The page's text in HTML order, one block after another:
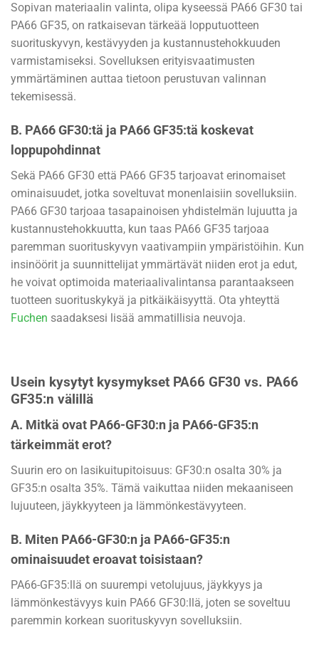
Sopivan materiaalin valinta, olipa kyseessä PA66 GF30 tai
PA66 GF35, on ratkaisevan tärkeää lopputuotteen
suorituskyvyn, kestävyyden ja kustannustehokkuuden
varmistamiseksi. Sovelluksen erityisvaatimusten
ymmärtäminen auttaa tietoon perustuvan valinnan
tekemisessä.
B. PA66 GF30:tä ja PA66 GF35:tä koskevat
loppupohdinnat
Sekä PA66 GF30 että PA66 GF35 tarjoavat erinomaiset
ominaisuudet, jotka soveltuvat monenlaisiin sovelluksiin.
PA66 GF30 tarjoaa tasapainoisen yhdistelmän lujuutta ja
kustannustehokkuutta, kun taas PA66 GF35 tarjoaa
paremman suorituskyvyn vaativampiin ympäristöihin. Kun
insinöörit ja suunnittelijat ymmärtävät niiden erot ja edut,
he voivat optimoida materiaalivalintansa parantaakseen
tuotteen suorituskykyä ja pitkäikäisyyttä. Ota yhteyttä
Fuchen saadaksesi lisää ammatillisia neuvoja.
Usein kysytyt kysymykset PA66 GF30 vs. PA66
GF35:n välillä
A. Mitkä ovat PA66-GF30:n ja PA66-GF35:n
tärkeimmät erot?
Suurin ero on lasikuitupitoisuus: GF30:n osalta 30% ja
GF35:n osalta 35%. Tämä vaikuttaa niiden mekaaniseen
lujuuteen, jäykkyyteen ja lämmönkestävyyteen.
B. Miten PA66-GF30:n ja PA66-GF35:n
ominaisuudet eroavat toisistaan?
PA66-GF35:llä on suurempi vetolujuus, jäykkyys ja
lämmönkestävyys kuin PA66 GF30:llä, joten se soveltuu
paremmin korkean suorituskyvyn sovelluksiin.